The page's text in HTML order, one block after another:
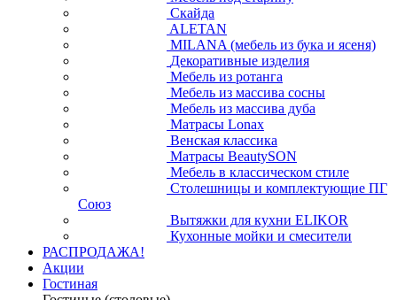
Скайда
ALETAN
MILANA (мебель из бука и ясеня)
Декоративные изделия
Мебель из ротанга
Мебель из массива сосны
Мебель из массива дуба
Матрасы Lonax
Венская классика
Матрасы BeautySON
Мебель в классическом стиле
Столешницы и комплектующие ПГ
Союз
Вытяжки для кухни ELIKOR
Кухонные мойки и смесители
РАСПРОДАЖА!
Акции
Гостиная